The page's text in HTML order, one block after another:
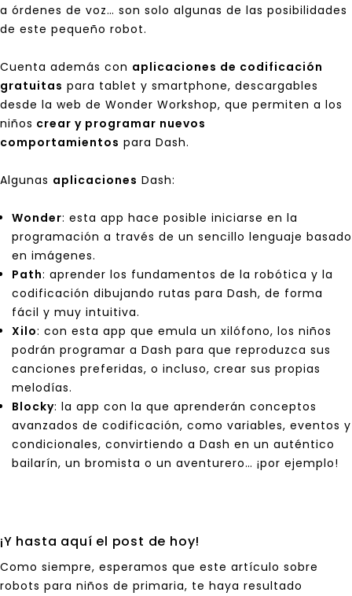
a órdenes de voz… son solo algunas de las posibilidades
de este pequeño robot.
Cuenta además con aplicaciones de codificación
gratuitas para tablet y smartphone, descargables
desde la web de Wonder Workshop, que permiten a los
niños crear y programar nuevos
comportamientos para Dash.
Algunas aplicaciones Dash:
Wonder: esta app hace posible iniciarse en la
programación a través de un sencillo lenguaje basado
en imágenes.
Path: aprender los fundamentos de la robótica y la
codificación dibujando rutas para Dash, de forma
fácil y muy intuitiva.
Xilo: con esta app que emula un xilófono, los niños
podrán programar a Dash para que reproduzca sus
canciones preferidas, o incluso, crear sus propias
melodías.
Blocky: la app con la que aprenderán conceptos
avanzados de codificación, como variables, eventos y
condicionales, convirtiendo a Dash en un auténtico
bailarín, un bromista o un aventurero… ¡por ejemplo!
¡Y hasta aquí el post de hoy!
Como siempre, esperamos que este artículo sobre
robots para niños de primaria, te haya resultado